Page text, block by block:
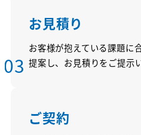
お見積り
お客様が抱えている課題に
提案し、お見積りをご提示
03
ご契約